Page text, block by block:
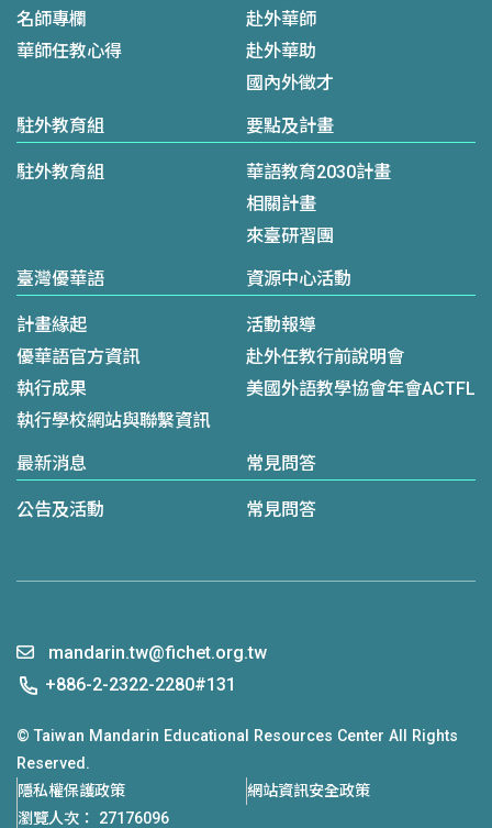
名師專欄
華師任教心得
赴外華師
赴外華助
國內外徵才
駐外教育組
駐外教育組
要點及計畫
華語教育2030計畫
相關計畫
來臺研習團
臺灣優華語
計畫緣起
優華語官方資訊
執行成果
執行學校網站與聯繫資訊
資源中心活動
活動報導
赴外任教行前說明會
美國外語教學協會年會ACTFL
最新消息
公告及活動
常見問答
常見問答
mandarin.tw@fichet.org.tw
+886-2-2322-2280#131
© Taiwan Mandarin Educational Resources Center All Rights
Reserved.
隱私權保護政策
網站資訊安全政策
瀏覽人次： 27176096